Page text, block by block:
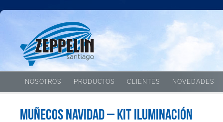
NOSOTROS PRODUCTOS CLIENTES NOVEDADES
Muñecos Navidad – Kit iluminación